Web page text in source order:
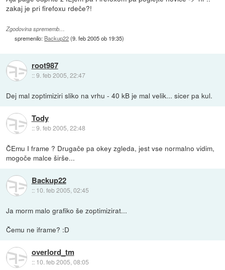
zakaj je pri firefoxu rdeče?!
Zgodovina sprememb…
spremenilo: Backup22(9. feb 2005 ob 19:35)
root987
::9. feb 2005, 22:47
Dej mal zoptimiziri sliko na vrhu - 40 kB je mal velik... sicer pa kul.
Tody
::9. feb 2005, 22:48
ČEmu I frame ? Drugače pa okey zgleda, jest vse normalno vidim,
mogoče malce širše...
Backup22
:: 10. feb 2005, 02:45
Ja morm malo grafiko še zoptimizirat...
Čemu ne iframe? :D
overlord_tm
:: 10. feb 2005, 08:05